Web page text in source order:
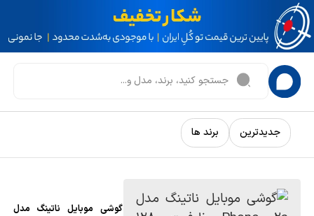
جدیدترین برند ها
گوشی موبایل ناتینگ مدل